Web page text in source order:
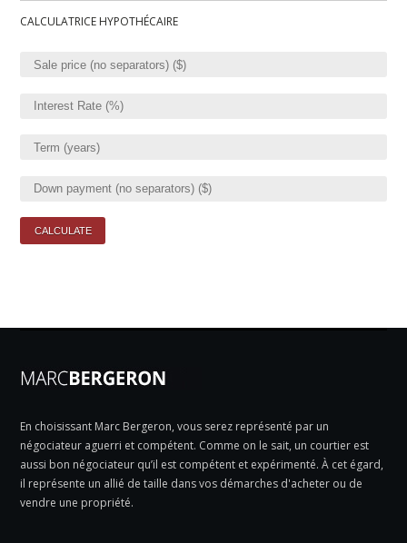
CALCULATRICE HYPOTHÉCAIRE
En choisissant Marc Bergeron, vous serez représenté par un
négociateur aguerri et compétent. Comme on le sait, un courtier est
aussi bon négociateur qu’il est compétent et expérimenté. À cet égard,
il représente un allié de taille dans vos démarches d'acheter ou de
vendre une propriété.